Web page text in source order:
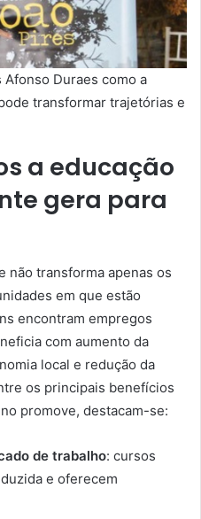
Duraes como a
transformar trajetórias e
a educação
gera para
não transforma apenas os
em que estão
encontram empregos
com aumento da
local e redução da
os principais benefícios
promove, destacam-se:
de trabalho: cursos
e oferecem